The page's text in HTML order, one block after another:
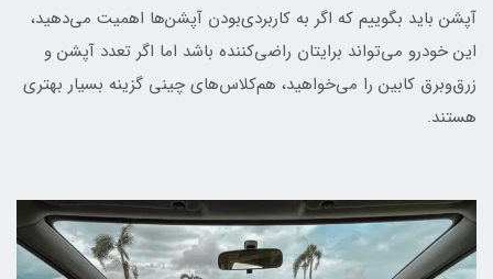
آپشن باید بگوییم که اگر به کاربردی‌بودن آپشن‌ها اهمیت می‌دهید،
این خودرو می‌تواند برایتان راضی‌کننده باشد اما اگر تعدد آپشن و
زرق‌وبرق کابین را می‌خواهید، هم‌کلاس‌های چینی گزینه بسیار بهتری
هستند.